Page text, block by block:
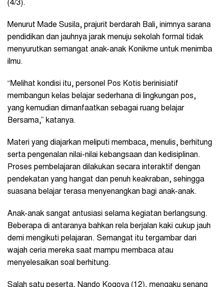
(4/3).
Menurut Made Susila, prajurit berdarah Bali, inimnya sarana
pendidikan dan jauhnya jarak menuju sekolah formal tidak
menyurutkan semangat anak-anak Konikme untuk menimba
ilmu.
“Melihat kondisi itu, personel Pos Kotis berinisiatif
membangun kelas belajar sederhana di lingkungan pos,
yang kemudian dimanfaatkan sebagai ruang belajar
Bersama,” katanya.
Materi yang diajarkan meliputi membaca, menulis, berhitung
serta pengenalan nilai-nilai kebangsaan dan kedisiplinan.
Proses pembelajaran dilakukan secara interaktif dengan
pendekatan yang hangat dan penuh keakraban, sehingga
suasana belajar terasa menyenangkan bagi anak-anak.
Anak-anak sangat antusiasi selama kegiatan berlangsung.
Beberapa di antaranya bahkan rela berjalan kaki cukup jauh
demi mengikuti pelajaran. Semangat itu tergambar dari
wajah ceria mereka saat mampu membaca atau
menyelesaikan soal berhitung.
Salah satu peserta, Nando Kogoya (12), mengaku senang